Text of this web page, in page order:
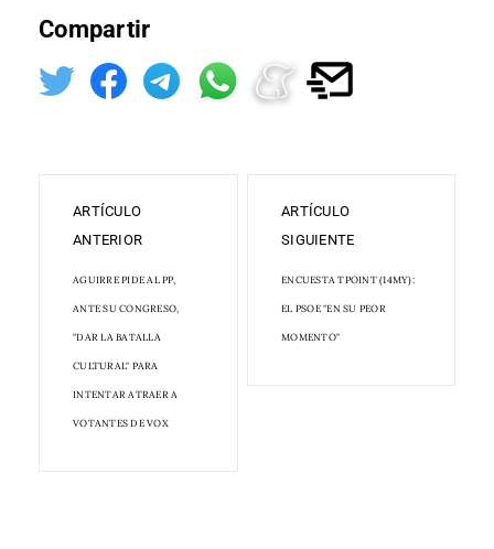
Compartir
ARTÍCULO
ANTERIOR
AGUIRRE PIDE AL PP,
ANTE SU CONGRESO,
"DAR LA BATALLA
CULTURAL" PARA
INTENTAR ATRAER A
VOTANTES DE VOX
ARTÍCULO
SIGUIENTE
ENCUESTA TPOINT (14MY):
EL PSOE "EN SU PEOR
MOMENTO"